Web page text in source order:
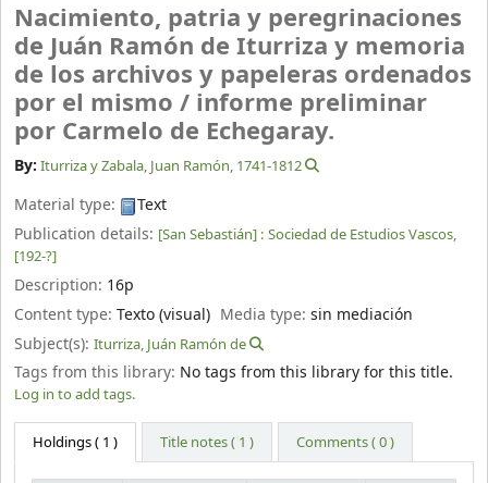
Nacimiento, patria y peregrinaciones
de Juán Ramón de Iturriza y memoria
de los archivos y papeleras ordenados
por el mismo / informe preliminar
por Carmelo de Echegaray.
By: Iturriza y Zabala, Juan Ramón, 1741-1812
Material type:
Text
Publication details: [San Sebastián] : Sociedad de Estudios Vascos,
[192-?]
Description: 16p
Content type: Texto (visual) Media type:sin mediación
Subject(s): Iturriza, Juán Ramón de
Tags from this library: No tags from this library for this title.
Log in to add tags.
Holdings( 1 ) Title notes ( 1 ) Comments ( 0 )